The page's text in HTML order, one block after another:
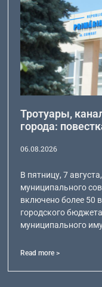
Тротуары,
города:
06.08.2026
В пятницу, 7
муниципального
включено более 50
городского
муниципального
Read more >